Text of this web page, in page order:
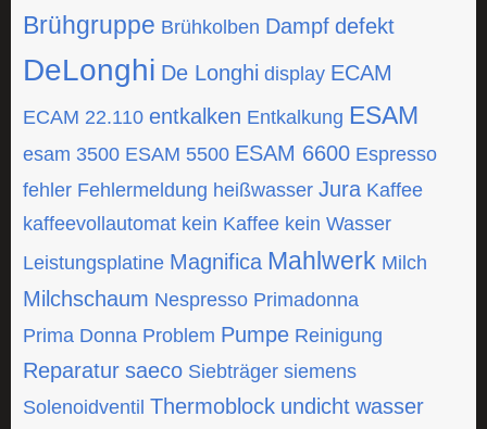
Brühgruppe Brühkolben Dampf defekt
DeLonghi De Longhi display ECAM
ECAM 22.110 entkalken Entkalkung ESAM
esam 3500 ESAM 5500 ESAM 6600 Espresso
fehler Fehlermeldung heißwasser Jura Kaffee
kaffeevollautomat kein Kaffee kein Wasser
Leistungsplatine Magnifica Mahlwerk Milch
Milchschaum Nespresso Primadonna
Prima Donna Problem Pumpe Reinigung
Reparatur saeco Siebträger siemens
Solenoidventil Thermoblock undicht wasser